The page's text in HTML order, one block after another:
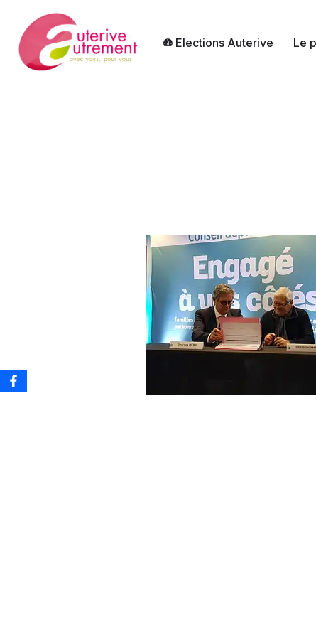
Aller
au
Elections Auterive Le